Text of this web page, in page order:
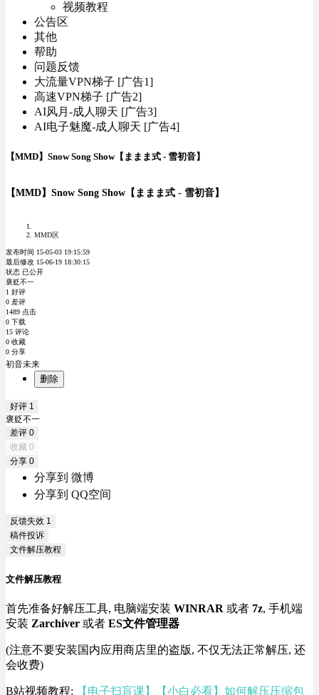
视频教程
公告区
其他
帮助
问题反馈
大流量VPN梯子 [广告1]
高速VPN梯子 [广告2]
AI风月-成人聊天 [广告3]
AI电子魅魔-成人聊天 [广告4]
【MMD】Snow Song Show【ままま式 - 雪初音】
【MMD】Snow Song Show【ままま式 - 雪初音】
MMD区
发布时间 15-05-03 19:15:59
最后修改 15-06-19 18:30:15
状态 已公开
褒贬不一
1 好评
0 差评
1489 点击
0 下载
15 评论
0 收藏
0 分享
初音未来
删除
好评 1
褒贬不一
差评 0
收藏 0
分享 0
分享到 微博
分享到 QQ空间
反馈失效 1
稿件投诉
文件解压教程
文件解压教程
首先准备好解压工具, 电脑端安装 WINRAR 或者 7z, 手机端
安装 Zarchiver 或者 ES文件管理器
(注意不要安装国内应用商店里的盗版, 不仅无法正常解压, 还
会收费)
B站视频教程: 【电子扫盲课】【小白必看】如何解压压缩包